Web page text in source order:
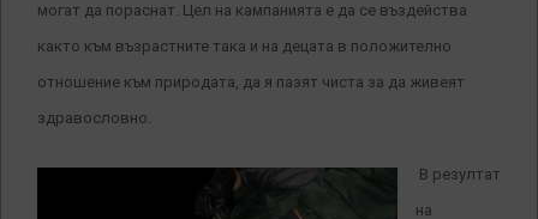
могат да пораснат. Цел на кампанията е да се въздейства
както към възрастните така и на децата в положително
отношение към природата, да я пазят чиста за да живеят
здравословно.
В резултат
на